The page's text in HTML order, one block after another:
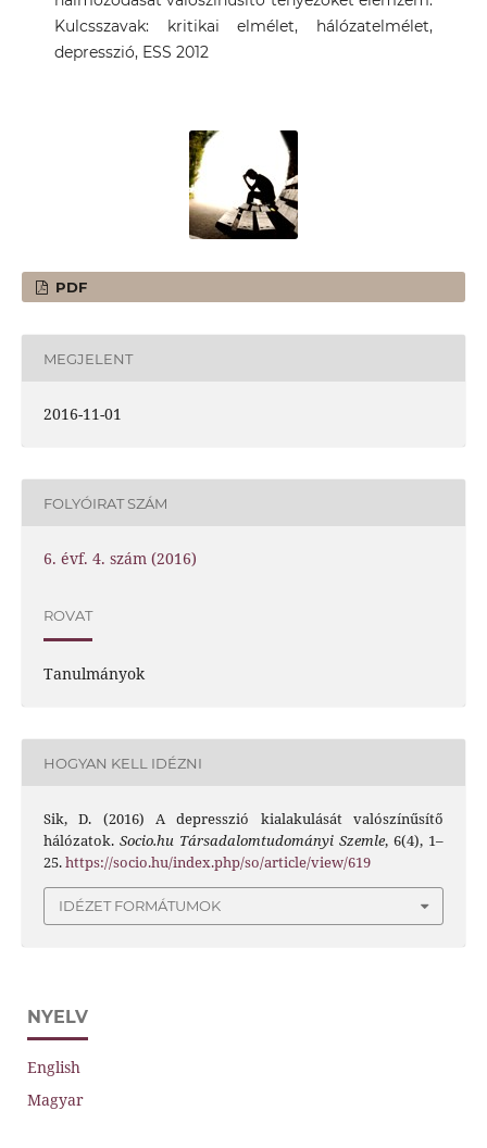
Kulcsszavak: kritikai elmélet, hálózatelmélet,
depresszió, ESS 2012
PDF
MEGJELENT
2016-11-01
FOLYÓIRAT SZÁM
6. évf. 4. szám (2016)
ROVAT
Tanulmányok
HOGYAN KELL IDÉZNI
Sik, D. (2016) A depresszió kialakulását valószínűsítő
hálózatok. Socio.hu Társadalomtudományi Szemle, 6(4), 1–
25.https://socio.hu/index.php/so/article/view/619
IDÉZET FORMÁTUMOK
NYELV
English
Magyar